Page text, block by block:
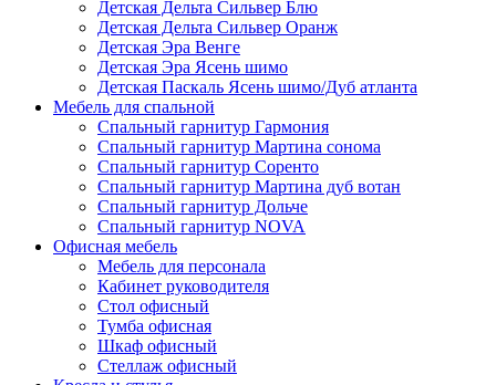
Детская Дельта Сильвер Блю
Детская Дельта Сильвер Оранж
Детская Эра Венге
Детская Эра Ясень шимо
Детская Паскаль Ясень шимо/Дуб атланта
Мебель для спальной
Спальный гарнитур Гармония
Спальный гарнитур Мартина сонома
Спальный гарнитур Соренто
Спальный гарнитур Мартина дуб вотан
Спальный гарнитур Дольче
Спальный гарнитур NOVA
Офисная мебель
Мебель для персонала
Кабинет руководителя
Стол офисный
Тумба офисная
Шкаф офисный
Стеллаж офисный